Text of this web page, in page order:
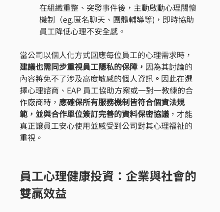
在組織重整、突發事件後，主動啟動心理關懷
機制（eg.匿名聊天、團體輔導等)，即時協助
員工降低心理不安全感。
當公司以個人化方式回應每位員工的心理需求時，
建議也需同步重視員工隱私的保障， 因為其討論的
內容將免不了涉及高度敏感的個人資訊 。 因此在選
擇心理諮商、EAP 員工協助方案或一對一教練的合
作廠商時， 應確保所有服務機制皆符合個資法規
範，並與合作單位簽訂完善的資料保密協議 ，才能
真正讓員工安心使用並感受到公司對其心理福祉的
重視。
員工心理健康投資：企業與社會的
雙贏效益